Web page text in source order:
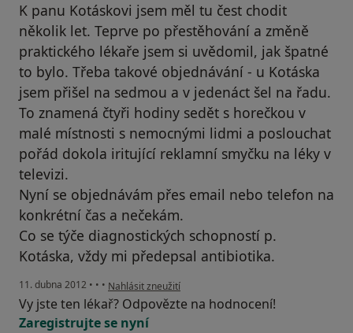
K panu Kotáskovi jsem měl tu čest chodit
několik let. Teprve po přestěhování a změně
praktického lékaře jsem si uvědomil, jak špatné
to bylo. Třeba takové objednávání - u Kotáska
jsem přišel na sedmou a v jedenáct šel na řadu.
To znamená čtyři hodiny sedět s horečkou v
malé místnosti s nemocnými lidmi a poslouchat
pořád dokola iritující reklamní smyčku na léky v
televizi.
Nyní se objednávám přes email nebo telefon na
konkrétní čas a nečekám.
Co se týče diagnostických schopností p.
Kotáska, vždy mi předepsal antibiotika.
11. dubna 2012 • • • podle názoru uživatele Váš účet byl odstraněn
Nahlásit zneužití
Vy jste ten lékař? Odpovězte na hodnocení!
Zaregistrujte se nyní